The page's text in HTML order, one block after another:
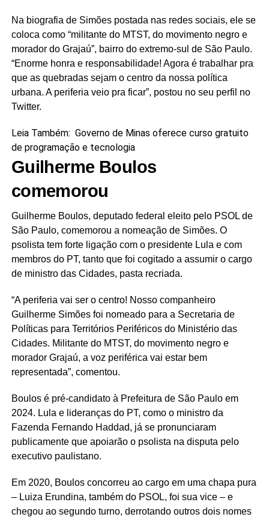
Na biografia de Simões postada nas redes sociais, ele se
coloca como “militante do MTST, do movimento negro e
morador do Grajaú”, bairro do extremo-sul de São Paulo.
“Enorme honra e responsabilidade! Agora é trabalhar pra
que as quebradas sejam o centro da nossa política
urbana. A periferia veio pra ficar”, postou no seu perfil no
Twitter.
Leia Também: Governo de Minas oferece curso gratuito
de programação e tecnologia
Guilherme Boulos
comemorou
Guilherme Boulos, deputado federal eleito pelo PSOL de
São Paulo, comemorou a nomeação de Simões. O
psolista tem forte ligação com o presidente Lula e com
membros do PT, tanto que foi cogitado a assumir o cargo
de ministro das Cidades, pasta recriada.
“A periferia vai ser o centro! Nosso companheiro
Guilherme Simões foi nomeado para a Secretaria de
Políticas para Territórios Periféricos do Ministério das
Cidades. Militante do MTST, do movimento negro e
morador Grajaú, a voz periférica vai estar bem
representada”, comentou.
Boulos é pré-candidato à Prefeitura de São Paulo em
2024. Lula e lideranças do PT, como o ministro da
Fazenda Fernando Haddad, já se pronunciaram
publicamente que apoiarão o psolista na disputa pelo
executivo paulistano.
Em 2020, Boulos concorreu ao cargo em uma chapa pura
– Luiza Erundina, também do PSOL, foi sua vice – e
chegou ao segundo turno, derrotando outros dois nomes